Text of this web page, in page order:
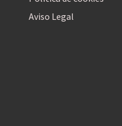
Aviso Legal